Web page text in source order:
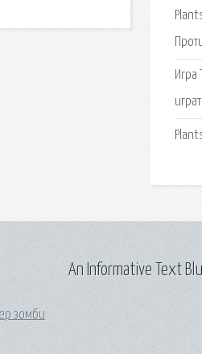
Игра
зомби
An Informative Text